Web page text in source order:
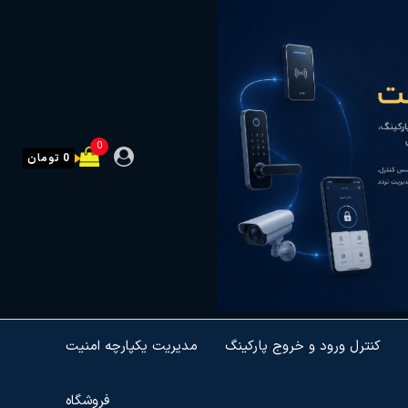
0
0 تومان
مدیریت یکپارچه امنیت کنترل ورود و خروج پارکینگ
فروشگاه